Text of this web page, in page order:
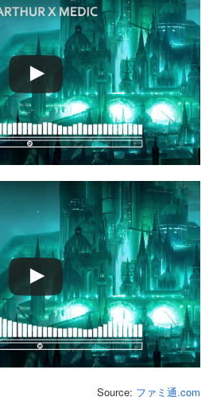
Source: ファミ通.com